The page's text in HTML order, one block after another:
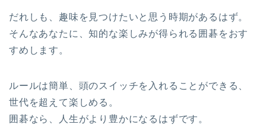
だれしも、趣味を見つけたいと思う時期があるはず。
そんなあなたに、知的な楽しみが得られる囲碁をおす
すめします。
ルールは簡単、頭のスイッチを入れることができる、
世代を超えて楽しめる。
囲碁なら、人生がより豊かになるはずです。